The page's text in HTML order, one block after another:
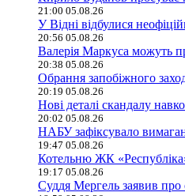
21:00 05.08.26
У Відні відбулися
20:56 05.08.26
Валерія Маркуса можуть
20:38 05.08.26
Обрання запобіжного
20:19 05.08.26
Нові деталі скандалу
20:02 05.08.26
НАБУ зафіксувало
19:47 05.08.26
Котельню ЖК
19:17 05.08.26
Суддя Мергель заявив про